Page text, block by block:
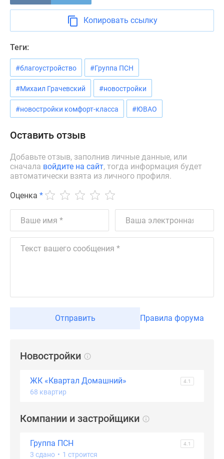
Новой
Готовые
коттеджные
Строящиеся
коттеджные
поселки
Коттеджные
поселки
лесу
поселки
Коттеджные
поселки
ипотеку
Бизнес-
Копировать ссылку
Теги:
#благоустройство #Группа ПСН
#Михаил Грачевский #новостройки
#новостройки комфорт-класса #ЮВАО
Оставить отзыв
Добавьте отзыв, заполнив личные данные, или
сначала войдите на сайт, тогда информация будет
автоматически взята из личного профиля.
Оценка *
Отправить Правила форума
Новостройки
ЖК «Квартал Домашний» 4.1
68 квартир
Компании и застройщики
Группа ПСН 4.1
3 сдано • 1 строится